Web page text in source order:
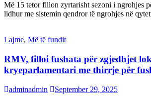
Më 15 tetor fillon zyrtarisht sezoni i ngrohjes
lidhur me sistemin qendror të ngrohjes në
Lajme, Më të fundit
RMV, filloi fushata për zgjedhjet
kryeparlamentari me thirrje për
adminadmin
September 29, 2025